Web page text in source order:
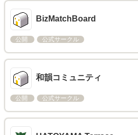
BizMatchBoard
公開 公式サークル
和韻コミュニティ
公開 公式サークル